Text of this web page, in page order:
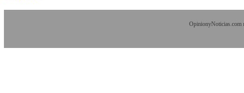
OpinionyNoticias.com